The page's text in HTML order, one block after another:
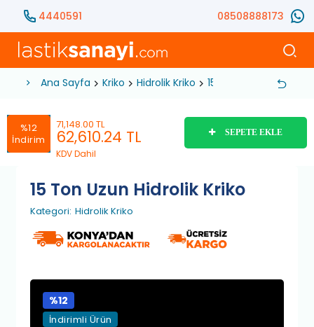
4440591 08508888173
Ana Sayfa Kriko Hidrolik Kriko 15 Ton Uzun Hidrolik
%12
İndirim
71,148.00 TL
62,610.24 TL
KDV Dahil
SEPETE EKLE
15 Ton Uzun Hidrolik Kriko
Kategori: Hidrolik Kriko
%12
İndirimli Ürün